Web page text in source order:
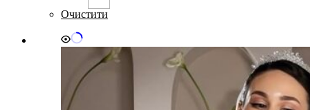
Очистити